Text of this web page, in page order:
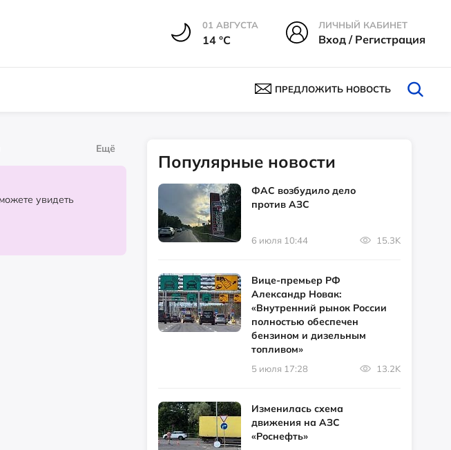
01 АВГУСТА
14 °С
ЛИЧНЫЙ КАБИНЕТ
Вход / Регистрация
ПРЕДЛОЖИТЬ НОВОСТЬ
Ещё
Популярные новости
ФАС возбудило дело
против АЗС
6 июля 10:44 15.3K
Вице-премьер РФ
Александр Новак:
«Внутренний рынок России
полностью обеспечен
бензином и дизельным
топливом»
5 июля 17:28 13.2K
Изменилась схема
движения на АЗС
«Роснефть»